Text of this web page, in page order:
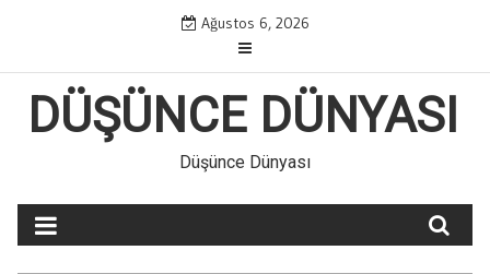
Ağustos 6, 2026
DÜŞÜNCE DÜNYASI
Düşünce Dünyası